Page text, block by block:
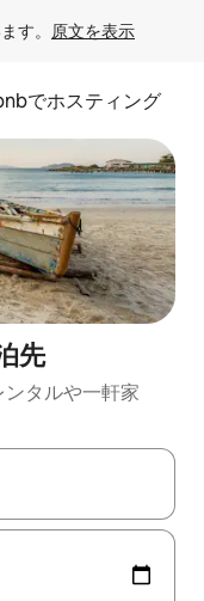
す。 原文を表示
でホスティング
先
タ⁠ルや一⁠軒⁠家
ーを使って移動するか